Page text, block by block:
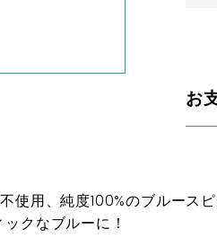
お
用、純度100%のブルース
クなブルーに！